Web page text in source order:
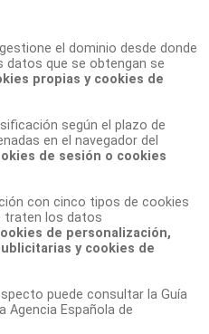
el dominio desde donde
datos que se obtengan se
propias y cookies de
según el plazo de
en el navegador del
de sesión o cookies
con cinco tipos de cookies
traten los datos
de personalización,
y cookies de
puede consultar la Guía
Agencia Española de